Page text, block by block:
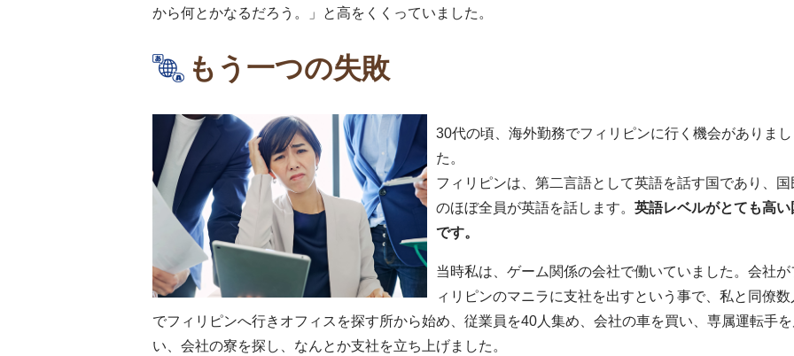
から何とかなるだろう。」と高をくくっていました。
もう一つの失敗
30代の頃、海外勤務でフィリピンに行く機会がありまし
た。
フィリピンは、第二言語として英語を話す国であり、国
のほぼ全員が英語を話します。 英語レベルがとても高い
です。
当時私は、ゲーム関係の会社で働いていました。会社が
ィリピンのマニラに支社を出すという事で、私と同僚数
でフィリピンへ行きオフィスを探す所から始め、従業員を40人集め、会社の車を買い、専属運転手を
い、会社の寮を探し、なんとか支社を立ち上げました。